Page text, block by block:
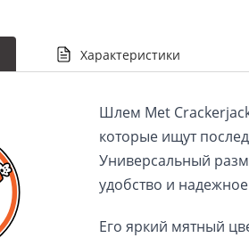
Характеристики
Шлем Met
которые ищут
Универсальный
удобство и
Его яркий мятный